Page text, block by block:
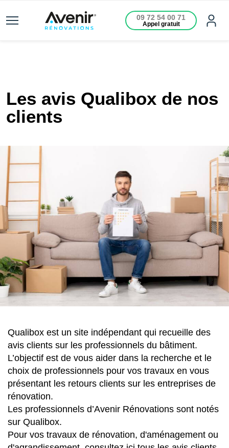
09 72 54 00 71
Appel gratuit
Les avis Qualibox de nos
clients
Qualibox est un site indépendant qui recueille des
avis clients sur les professionnels du bâtiment.
L’objectif est de vous aider dans la recherche et le
choix de professionnels pour vos travaux en vous
présentant les retours clients sur les entreprises de
rénovation.
Les professionnels d’Avenir Rénovations sont notés
sur Qualibox.
Pour vos travaux de rénovation, d'aménagement ou